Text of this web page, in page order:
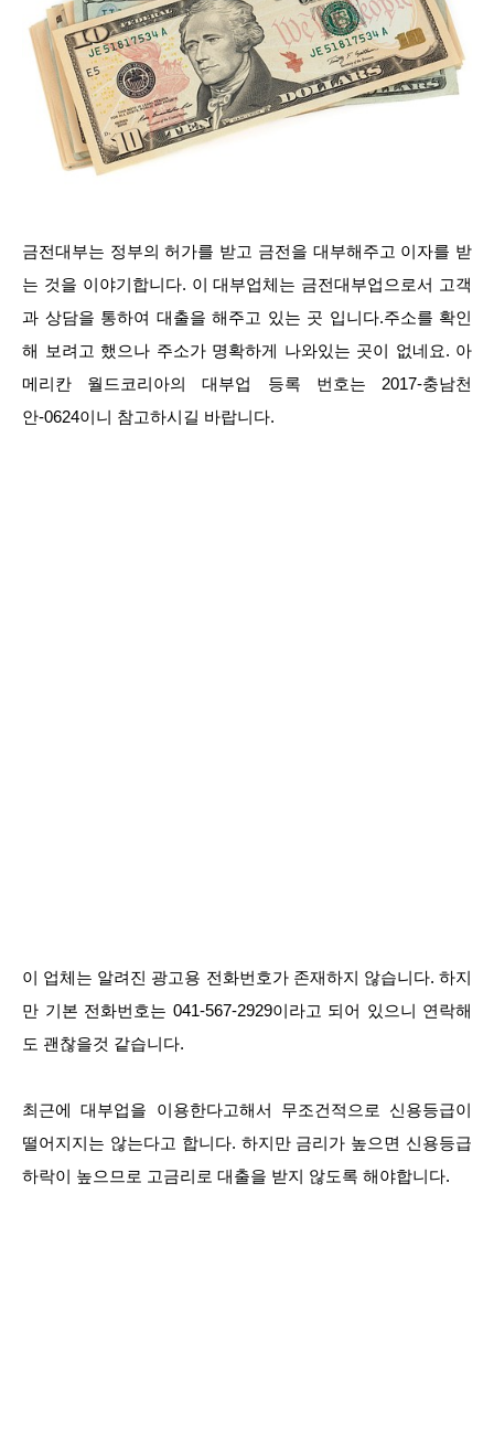
금전대부는 정부의 허가를 받고 금전을 대부해주고 이자를 받
는 것을 이야기합니다. 이 대부업체는 금전대부업으로서 고객
과 상담을 통하여 대출을 해주고 있는 곳 입니다.주소를 확인
해 보려고 했으나 주소가 명확하게 나와있는 곳이 없네요. 아
메리칸 월드코리아의 대부업 등록 번호는 2017-충남천
안-0624이니 참고하시길 바랍니다.
이 업체는 알려진 광고용 전화번호가 존재하지 않습니다. 하지
만 기본 전화번호는 041-567-2929이라고 되어 있으니 연락해
도 괜찮을것 같습니다.
최근에 대부업을 이용한다고해서 무조건적으로 신용등급이
떨어지지는 않는다고 합니다. 하지만 금리가 높으면 신용등급
하락이 높으므로 고금리로 대출을 받지 않도록 해야합니다.